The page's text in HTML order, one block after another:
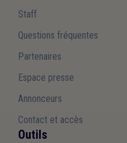
Staff
Questions fréquentes
Partenaires
Espace presse
Annonceurs
Contact et accès
Outils